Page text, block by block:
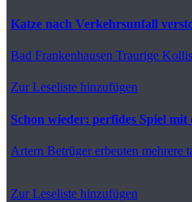
Katze nach Verkehrsunfall
Bad Frankenhausen Traurige
Zur Leseliste hinzufügen
Schon wieder: perfides Spiel mit
Artern Betrüger erbeuten mehrere
Zur Leseliste hinzufügen